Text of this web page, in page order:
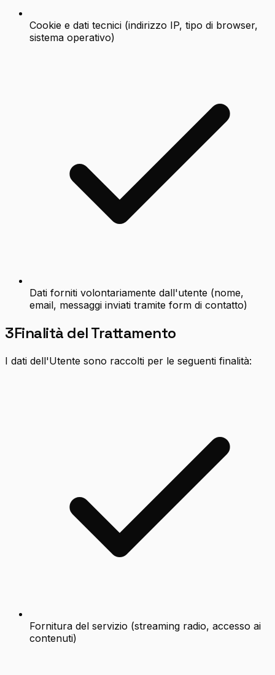
Cookie e dati tecnici (indirizzo IP, tipo di browser,
sistema operativo)
Dati forniti volontariamente dall'utente (nome,
email, messaggi inviati tramite form di contatto)
3Finalità del Trattamento
I dati dell'Utente sono raccolti per le seguenti finalità:
Fornitura del servizio (streaming radio, accesso ai
contenuti)